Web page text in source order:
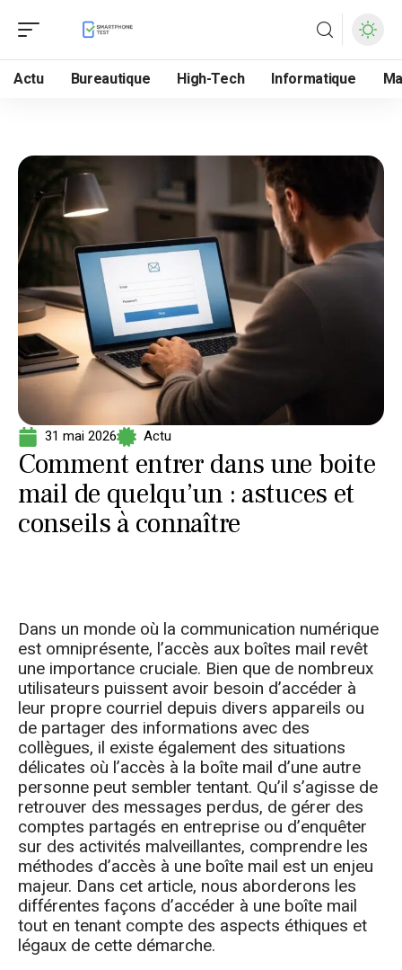
Actu Bureautique High-Tech Informatique
31 mai 2026 Actu
Comment entrer dans une boite
mail de quelqu’un : astuces et
conseils à connaître
Dans un monde où la communication numérique
est omniprésente, l’accès aux boîtes mail revêt
une importance cruciale. Bien que de nombreux
utilisateurs puissent avoir besoin d’accéder à
leur propre courriel depuis divers appareils ou
de partager des informations avec des
collègues, il existe également des situations
délicates où l’accès à la boîte mail d’une autre
personne peut sembler tentant. Qu’il s’agisse de
retrouver des messages perdus, de gérer des
comptes partagés en entreprise ou d’enquêter
sur des activités malveillantes, comprendre les
méthodes d’accès à une boîte mail est un enjeu
majeur. Dans cet article, nous aborderons les
différentes façons d’accéder à une boîte mail
tout en tenant compte des aspects éthiques et
légaux de cette démarche.